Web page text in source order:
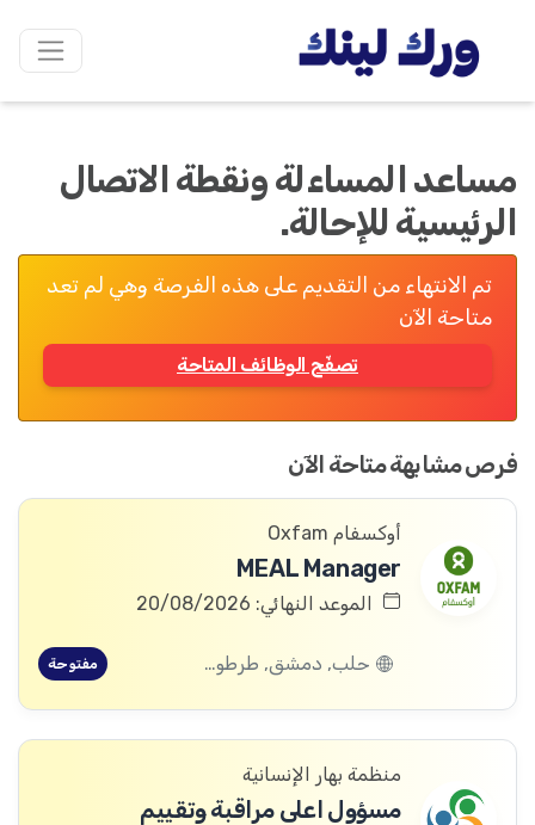
مساعد المساءلة ونقطة الاتصال
الرئيسية للإحالة.
تم الانتهاء من التقديم على هذه الفرصة وهي لم تعد
متاحة الآن
تصفّح الوظائف المتاحة
فرص مشابهة متاحة الآن
أوكسفام Oxfam
MEAL Manager
الموعد النهائي: 20/08/2026
حلب, دمشق, طرطوس, ريف دمشق, ديرالزور, درعا, السويداء, إدلب, القنيطرة, اللاذقية, الرقة, حمص, الحسكة, حماة مفتوحة
منظمة بهار الإنسانية
مسؤول اعلى مراقبة وتقييم